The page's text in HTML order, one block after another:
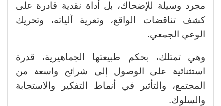
مجرد وسيلة للإضحاك، بل أداة نقدية قادرة على
كشف تناقضات الواقع، وتعرية آلياته، وتحريك
الوعي الجمعي.
وهي تمتلك، بحكم طبيعتها الجماهيرية، قدرة
استثنائية على الوصول إلى شرائح واسعة من
المجتمع، والتأثير في أنماط التفكير والاستجابة
والسلوك.